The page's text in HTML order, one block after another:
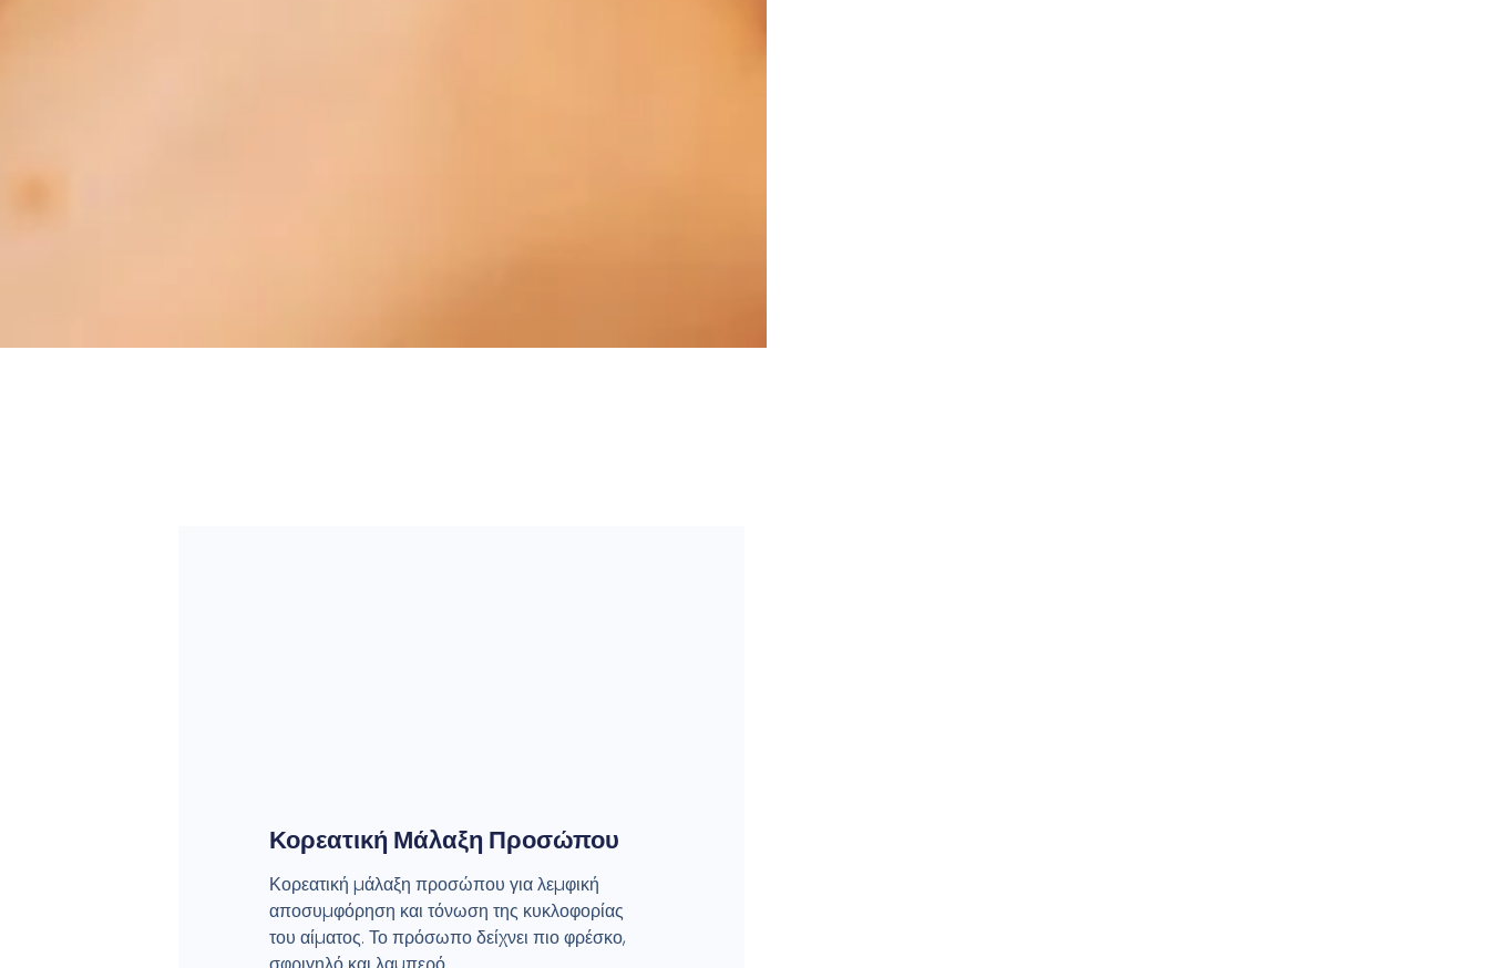
Κορεατική Μάλαξη Προσώπου
Κορεατική µάλαξη προσώπου για λεµφική
αποσυµφόρηση και τόνωση της κυκλοφορίας
του αίµατος. Το πρόσωπο δείχνει πιο φρέσκο,